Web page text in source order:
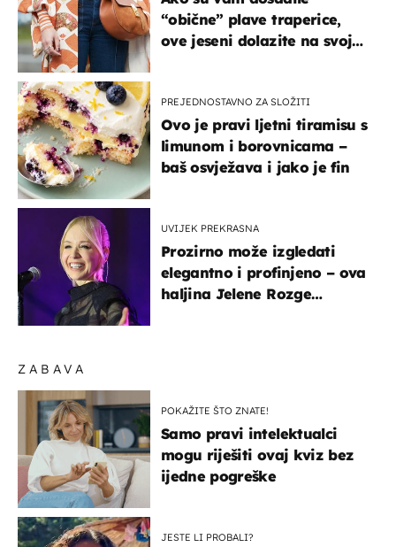
ZABAVA
POKAŽITE ŠTO ZNATE!
Samo pravi intelektualci
mogu riješiti ovaj kviz bez
ijedne pogreške
JESTE LI PROBALI?
“obične” plave traperice,
ove jeseni dolazite na svoje
PREJEDNOSTAVNO ZA SLOŽITI
Ovo je pravi ljetni tiramisu s
limunom i borovnicama –
baš osvježava i jako je fin
UVIJEK PREKRASNA
Prozirno može izgledati
elegantno i profinjeno – ova
haljina Jelene Rozge